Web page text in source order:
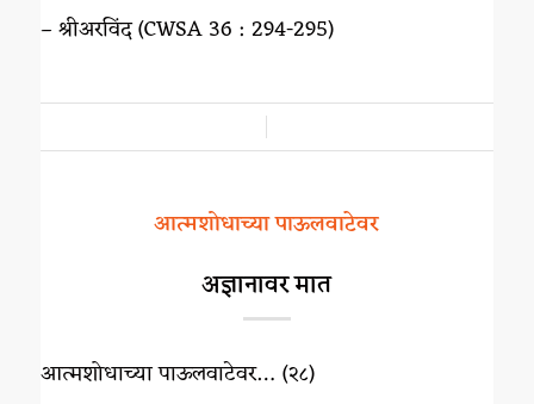
– श्रीअरविंद (CWSA 36 : 294-295)
आत्मशोधाच्या पाऊलवाटेवर
अज्ञानावर मात
आत्मशोधाच्या पाऊलवाटेवर… (२८)